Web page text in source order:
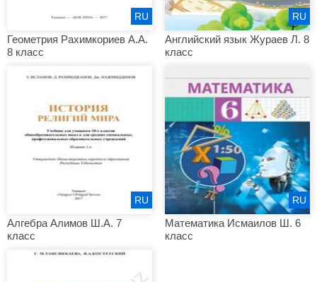
Геометрия Рахимкориев А.А.
8 класс
RU
Английский язык Жураев Л. 8
класс
RU
Алгебра Алимов Ш.А. 7
класс
RU
Математика Исмаилов Ш. 6
класс
RU